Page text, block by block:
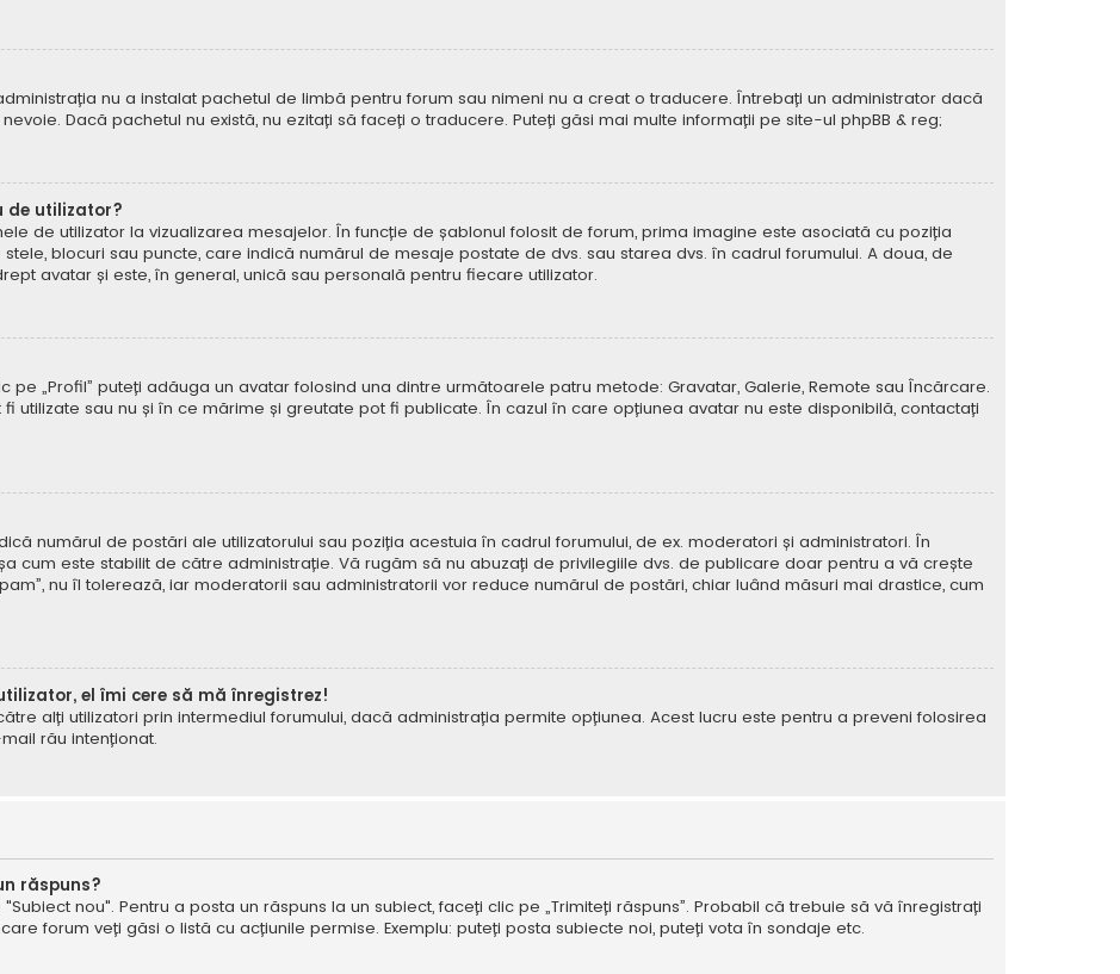
nu a instalat pachetul de limbă pentru forum sau nimeni nu a creat o traducere. Întrebați un administrator dacă
Dacă pachetul nu există, nu ezitați să faceți o traducere. Puteți găsi mai multe informații pe site-ul phpBB & reg;
de utilizator?
de utilizator la vizualizarea mesajelor. În funcție de șablonul folosit de forum, prima imagine este asociată cu poziția
blocuri sau puncte, care indică numărul de mesaje postate de dvs. sau starea dvs. în cadrul forumului. A doua, de
avatar și este, în general, unică sau personală pentru fiecare utilizator.
pe „Profil” puteți adăuga un avatar folosind una dintre următoarele patru metode: Gravatar, Galerie, Remote sau Încărcare.
utilizate sau nu și în ce mărime și greutate pot fi publicate. În cazul în care opțiunea avatar nu este disponibilă, contactați
numărul de postări ale utilizatorului sau poziția acestuia în cadrul forumului, de ex. moderatori și administratori. În
cum este stabilit de către administrație. Vă rugăm să nu abuzați de privilegiile dvs. de publicare doar pentru a vă crește
nu îl tolerează, iar moderatorii sau administratorii vor reduce numărul de postări, chiar luând măsuri mai drastice, cum
el îmi cere să mă înregistrez!
alți utilizatori prin intermediul forumului, dacă administrația permite opțiunea. Acest lucru este pentru a preveni folosirea
rău intenționat.
răspuns?
nou". Pentru a posta un răspuns la un subiect, faceți clic pe „Trimiteți răspuns”. Probabil că trebuie să vă înregistrați
forum veți găsi o listă cu acțiunile permise. Exemplu: puteți posta subiecte noi, puteți vota în sondaje etc.